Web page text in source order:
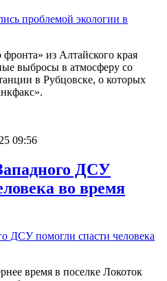
из Алтайского края
выбросы в атмосферу со
в Рубцовске, о которых
09:56
ДСУ
во время
время в поселке Локоток